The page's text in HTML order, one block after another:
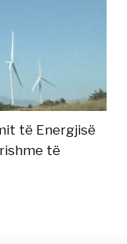
të Energjisë
të